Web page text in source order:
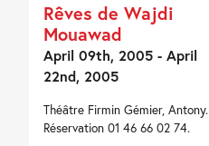
Rêves de Wajdi
Mouawad
April 09th, 2005 - April
22nd, 2005
Théâtre Firmin Gémier, Antony.
Réservation 01 46 66 02 74.